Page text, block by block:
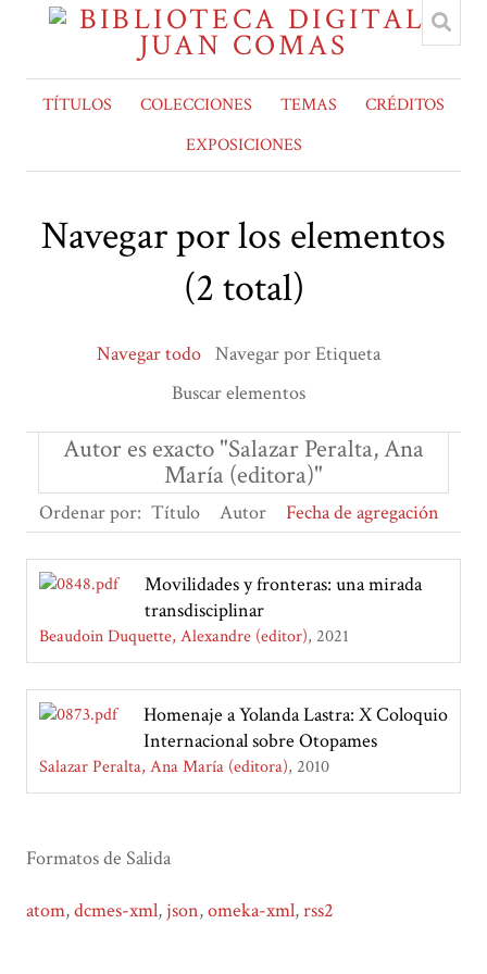
TÍTULOS COLECCIONES TEMAS
CRÉDITOS
EXPOSICIONES
Navegar por los elementos
(2 total)
Navegar todo Navegar por Etiqueta
Buscar elementos
Autor es exacto "Salazar Peralta, Ana
María (editora)"
Ordenar por: Título Autor Fecha de agregación
Movilidades y fronteras: una mirada
transdisciplinar
Beaudoin Duquette, Alexandre (editor) 2021
Homenaje a Yolanda Lastra: X Coloquio
Internacional sobre Otopames
Salazar Peralta, Ana María (editora) 2010
Formatos de Salida
atom,dcmes-xml, json,omeka-xml,rss2